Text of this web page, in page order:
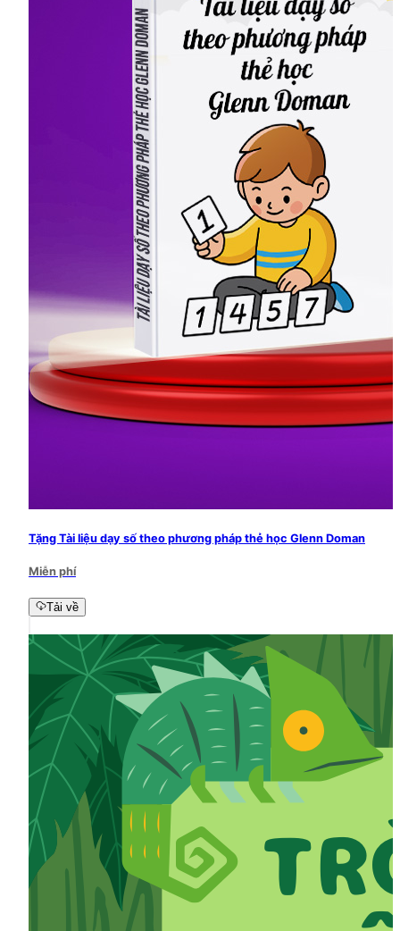
Tặng Tài liệu dạy số theo phương pháp thẻ học Glenn Doman
Miễn phí
Tải về